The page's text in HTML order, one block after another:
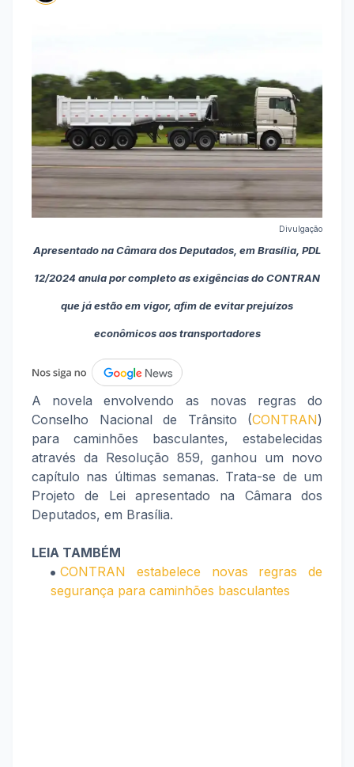
Divulgação
Apresentado na Câmara dos Deputados, em Brasília, PDL
12/2024 anula por completo as exigências do CONTRAN
que já estão em vigor, afim de evitar prejuízos
econômicos aos transportadores
A novela envolvendo as novas regras do
Conselho Nacional de Trânsito (CONTRAN)
para caminhões basculantes, estabelecidas
através da Resolução 859, ganhou um novo
capítulo nas últimas semanas. Trata-se de um
Projeto de Lei apresentado na Câmara dos
Deputados, em Brasília.
LEIA TAMBÉM
CONTRAN estabelece novas regras de
segurança para caminhões basculantes